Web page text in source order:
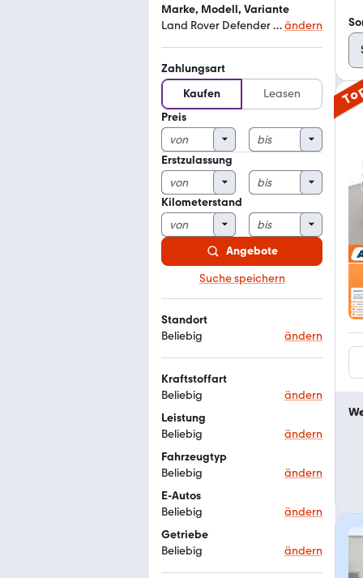
Marke, Modell, Variante
Land Rover Defender seändern
Zahlungsart
Kaufen
Leasen
Preis
Erstzulassung
Kilometerstand
Angebote
Suche speichern
Standort
Beliebig
ändern
Kraftstoffart
Beliebig
ändern
Leistung
Beliebig
ändern
Fahrzeugtyp
Beliebig
ändern
E-Autos
Beliebig
ändern
Getriebe
Beliebig
ändern